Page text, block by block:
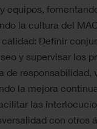
equipos,
la cultura del
Definir
y supervisar los
de responsabilidad,
la mejora
las
con otros